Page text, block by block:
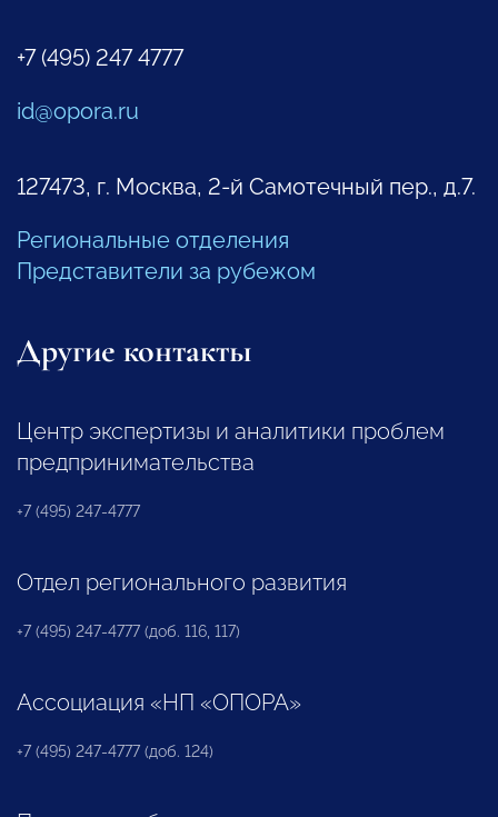
+7 (495) 247 4777
id@opora.ru
127473, г. Москва, 2-й Самотечный пер., д.7.
Региональные отделения
Представители за рубежом
Другие контакты
Центр экспертизы и аналитики проблем
предпринимательства
+7 (495) 247-4777
Отдел регионального развития
+7 (495) 247-4777 (доб. 116, 117)
Ассоциация «НП «ОПОРА»
+7 (495) 247-4777 (доб. 124)